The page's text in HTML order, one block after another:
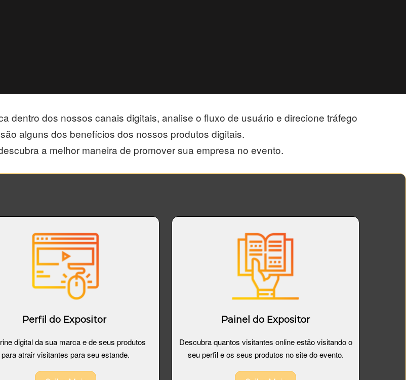
dentro dos nossos canais digitais, analise o fluxo de usuário e direcione tráfego
alguns dos benefícios dos nossos produtos digitais.
a melhor maneira de promover sua empresa no evento.
Perfil do Expositor
digital da sua marca e de seus produtos
para atrair visitantes para seu estande.
Painel do Expositor
Descubra quantos visitantes online estão visitando o
seu perfil e os seus produtos no site do evento.